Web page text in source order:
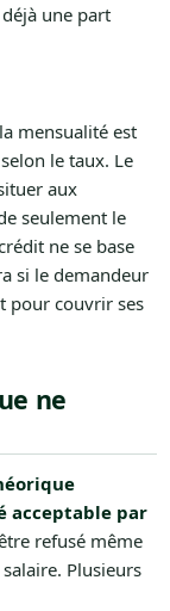
une part
mensualité est
le taux. Le
aux
seulement le
ne se base
si le demandeur
pour couvrir ses
ne
acceptable par
refusé même
Plusieurs